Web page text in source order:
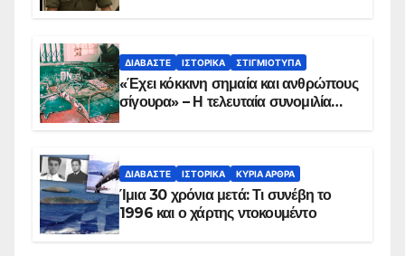
ΔΙΑΒΆΣΤΕ ΙΣΤΟΡΙΚΆ ΣΤΙΓΜΙΌΤΥΠΑ
«Έχει κόκκινη σημαία και ανθρώπους
σίγουρα» – Η τελευταία συνομιλία
ΔΙΑΒΆΣΤΕ ΙΣΤΟΡΙΚΆ ΚΥΡΙΑ ΑΡΘΡΑ
Ίμια 30 χρόνια μετά: Τι συνέβη το
1996 και ο χάρτης ντοκουμέντο